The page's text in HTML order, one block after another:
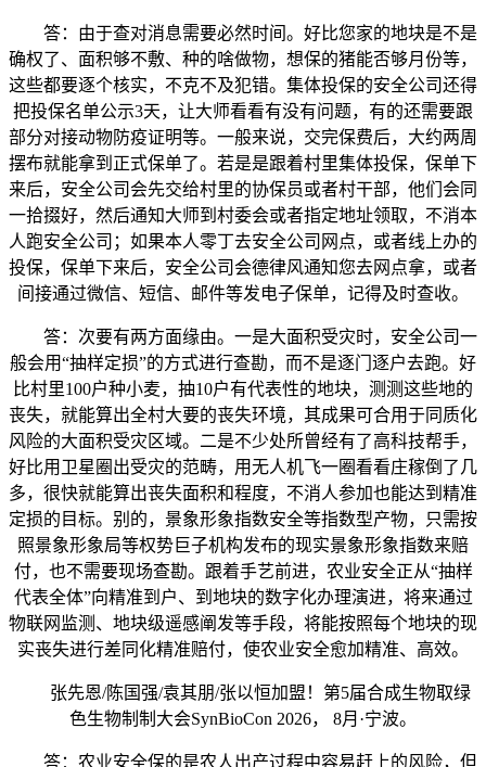
答：由于查对消息需要必然时间。好比您家的地块是不是
确权了、面积够不敷、种的啥做物，想保的猪能否够月份等，
这些都要逐个核实，不克不及犯错。集体投保的安全公司还得
把投保名单公示3天，让大师看看有没有问题，有的还需要跟
部分对接动物防疫证明等。一般来说，交完保费后，大约两周
摆布就能拿到正式保单了。若是是跟着村里集体投保，保单下
来后，安全公司会先交给村里的协保员或者村干部，他们会同
一拾掇好，然后通知大师到村委会或者指定地址领取，不消本
人跑安全公司；如果本人零丁去安全公司网点，或者线上办的
投保，保单下来后，安全公司会德律风通知您去网点拿，或者
间接通过微信、短信、邮件等发电子保单，记得及时查收。
答：次要有两方面缘由。一是大面积受灾时，安全公司一
般会用“抽样定损”的方式进行查勘，而不是逐门逐户去跑。好
比村里100户种小麦，抽10户有代表性的地块，测测这些地的
丧失，就能算出全村大要的丧失环境，其成果可合用于同质化
风险的大面积受灾区域。二是不少处所曾经有了高科技帮手，
好比用卫星圈出受灾的范畴，用无人机飞一圈看看庄稼倒了几
多，很快就能算出丧失面积和程度，不消人参加也能达到精准
定损的目标。别的，景象形象指数安全等指数型产物，只需按
照景象形象局等权势巨子机构发布的现实景象形象指数来赔
付，也不需要现场查勘。跟着手艺前进，农业安全正从“抽样
代表全体”向精准到户、到地块的数字化办理演进，将来通过
物联网监测、地块级遥感阐发等手段，将能按照每个地块的现
实丧失进行差同化精准赔付，使农业安全愈加精准、高效。
张先恩/陈国强/袁其朋/张以恒加盟！第5届合成生物取绿
色生物制制大会SynBioCon 2026， 8月·宁波。
答：农业安全保的是农人出产过程中容易赶上的风险，但